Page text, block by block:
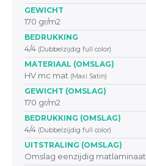
GEWICHT
170 gr/m2
BEDRUKKING
4/4 (Dubbelzijdig full color)
MATERIAAL (OMSLAG)
HV mc mat (Maxi Satin)
GEWICHT (OMSLAG)
170 gr/m2
BEDRUKKING (OMSLAG)
4/4 (Dubbelzijdig full color)
UITSTRALING (OMSLAG)
Omslag eenzijdig matlaminaat